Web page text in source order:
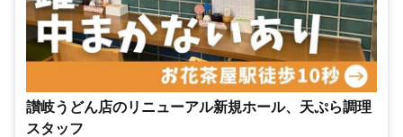
讃岐うどん店のリニューアル新規ホール、天ぷら調理
スタッフ